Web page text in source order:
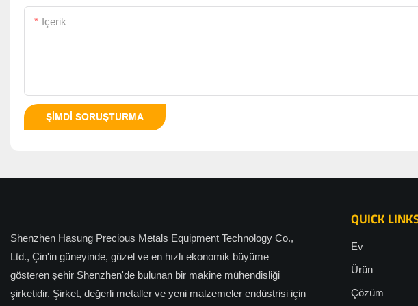
Içerik
ŞIMDI SORUŞTURMA
Shenzhen Hasung Precious Metals Equipment Technology Co.,
Ltd., Çin'in güneyinde, güzel ve en hızlı ekonomik büyüme
gösteren şehir Shenzhen'de bulunan bir makine mühendisliği
şirketidir. Şirket, değerli metaller ve yeni malzemeler endüstrisi için
QUICK
Ev
Ürün
Çözüm